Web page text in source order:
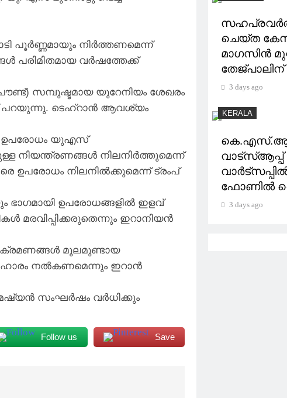
പൂർണ്ണമായും നിർത്തണമെന്ന്
പരിമിതമായ വർഷത്തേക്ക്
പൗണ്ട്) സമ്പുഷ്ടമായ യുറേനിയം ശേഖരം
പറയുന്നു. ടെഹ്‌റാൻ ആവശ്യം
ഉപരോധം യുഎസ്
നിയന്ത്രണങ്ങൾ നിലനിർത്തുമെന്ന്
ഉപരോധം നിലനിൽക്കുമെന്ന് ട്രംപ്
ഭാഗമായി ഉപരോധങ്ങളിൽ ഇളവ്
മരവിപ്പിക്കരുതെന്നും ഇറാനിയൻ
മൂലമുണ്ടായ
നൽകണമെന്നും ഇറാൻ
സംഘർഷം വർധിക്കും
Follow us Save
ചെയ്ത
മാഗസിൻ
3 days ago
KERALA
വാട്സ്ആപ്പ്
ഫോണിൽ
3 days ago